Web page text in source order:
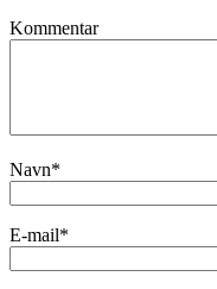
Kommentar
Navn*
E-mail*